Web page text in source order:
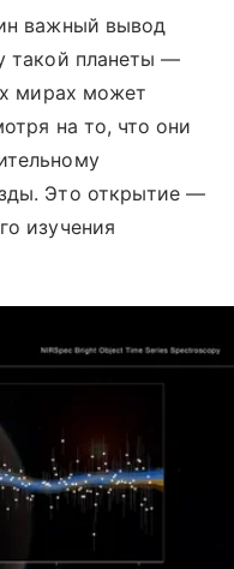
важный вывод
такой планеты —
мирах может
на то, что они
Это открытие —
изучения